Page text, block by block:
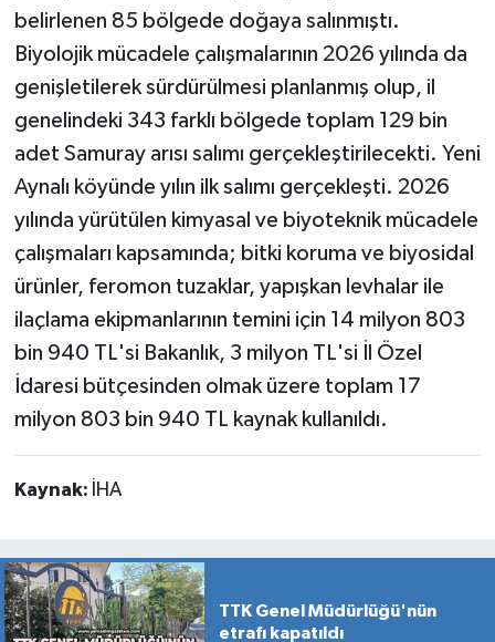
belirlenen 85 bölgede doğaya salınmıştı.
Biyolojik mücadele çalışmalarının 2026 yılında da
genişletilerek sürdürülmesi planlanmış olup, il
genelindeki 343 farklı bölgede toplam 129 bin
adet Samuray arısı salımı gerçekleştirilecekti. Yeni
Aynalı köyünde yılın ilk salımı gerçekleşti. 2026
yılında yürütülen kimyasal ve biyoteknik mücadele
çalışmaları kapsamında; bitki koruma ve biyosidal
ürünler, feromon tuzaklar, yapışkan levhalar ile
ilaçlama ekipmanlarının temini için 14 milyon 803
bin 940 TL'si Bakanlık, 3 milyon TL'si İl Özel
İdaresi bütçesinden olmak üzere toplam 17
milyon 803 bin 940 TL kaynak kullanıldı.
Kaynak: İHA
TTK Genel Müdürlüğü'nün
etrafı kapatıldı